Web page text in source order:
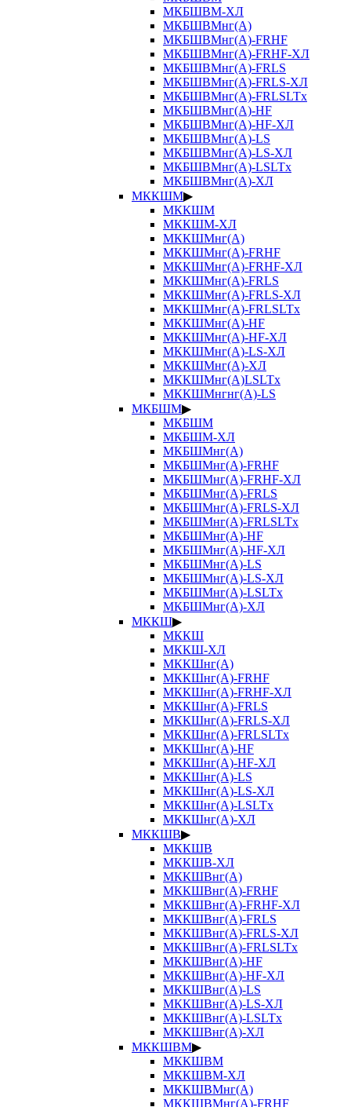
МКБШВМ-ХЛ
МКБШВМнг(А)
МКБШВМнг(А)-FRHF
МКБШВМнг(А)-FRHF-ХЛ
МКБШВМнг(А)-FRLS
МКБШВМнг(А)-FRLS-ХЛ
МКБШВМнг(А)-FRLSLTx
МКБШВМнг(А)-HF
МКБШВМнг(А)-HF-ХЛ
МКБШВМнг(А)-LS
МКБШВМнг(А)-LS-ХЛ
МКБШВМнг(А)-LSLTx
МКБШВМнг(А)-ХЛ
МККШМ▶
МККШМ
МККШМ-ХЛ
МККШМнг(А)
МККШМнг(А)-FRHF
МККШМнг(А)-FRHF-ХЛ
МККШМнг(А)-FRLS
МККШМнг(А)-FRLS-ХЛ
МККШМнг(А)-FRLSLTx
МККШМнг(А)-HF
МККШМнг(А)-HF-ХЛ
МККШМнг(А)-LS-ХЛ
МККШМнг(А)-ХЛ
МККШМнг(А)LSLTx
МККШМнгнг(А)-LS
МКБШМ▶
МКБШМ
МКБШМ-ХЛ
МКБШМнг(А)
МКБШМнг(А)-FRHF
МКБШМнг(А)-FRHF-ХЛ
МКБШМнг(А)-FRLS
МКБШМнг(А)-FRLS-ХЛ
МКБШМнг(А)-FRLSLTx
МКБШМнг(А)-HF
МКБШМнг(А)-HF-ХЛ
МКБШМнг(А)-LS
МКБШМнг(А)-LS-ХЛ
МКБШМнг(А)-LSLTx
МКБШМнг(А)-ХЛ
МККШ▶
МККШ
МККШ-ХЛ
МККШнг(А)
МККШнг(А)-FRHF
МККШнг(А)-FRHF-ХЛ
МККШнг(А)-FRLS
МККШнг(А)-FRLS-ХЛ
МККШнг(А)-FRLSLTx
МККШнг(А)-HF
МККШнг(А)-HF-ХЛ
МККШнг(А)-LS
МККШнг(А)-LS-ХЛ
МККШнг(А)-LSLTx
МККШнг(А)-ХЛ
МККШВ▶
МККШВ
МККШВ-ХЛ
МККШВнг(А)
МККШВнг(А)-FRHF
МККШВнг(А)-FRHF-ХЛ
МККШВнг(А)-FRLS
МККШВнг(А)-FRLS-ХЛ
МККШВнг(А)-FRLSLTx
МККШВнг(А)-HF
МККШВнг(А)-HF-ХЛ
МККШВнг(А)-LS
МККШВнг(А)-LS-ХЛ
МККШВнг(А)-LSLTx
МККШВнг(А)-ХЛ
МККШВМ▶
МККШВМ
МККШВМ-ХЛ
МККШВМнг(А)
МККШВМнг(А)-FRHF